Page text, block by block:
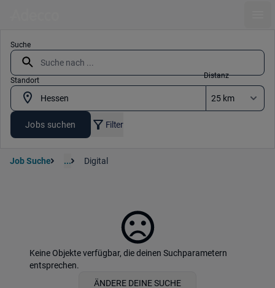
Suche
Standort
Distanz
Jobs suchen Filter
Job Suche ... Digital
Keine Objekte verfügbar, die deinen Suchparametern
entsprechen.
ÄNDERE DEINE SUCHE